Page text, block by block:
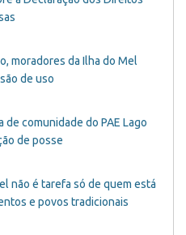
moradores da Ilha do Mel
de uso
comunidade do PAE Lago
de posse
não é tarefa só de quem está
e povos tradicionais